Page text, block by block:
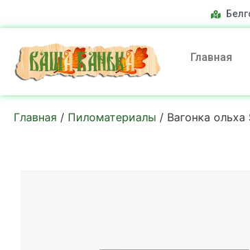
Главная
Главная / Пиломатериалы / Вагонка